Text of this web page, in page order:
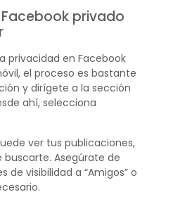
privado
privacidad en Facebook
el proceso es bastante
y dirígete a la sección
ahí, selecciona
ver tus publicaciones,
Asegúrate de
de visibilidad a “Amigos” o